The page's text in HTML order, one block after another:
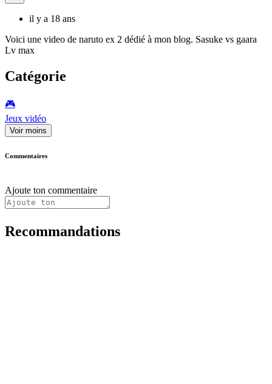
il y a 18 ans
Voici une video de naruto ex 2 dédié à mon blog. Sasuke vs gaara
Lv max
Catégorie
🎮️
Jeux vidéo
Voir moins
Commentaires
Ajoute ton commentaire
Recommandations